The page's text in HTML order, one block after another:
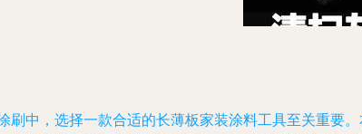
刷中，选择一款合适的长薄板家装涂料工具至关重要